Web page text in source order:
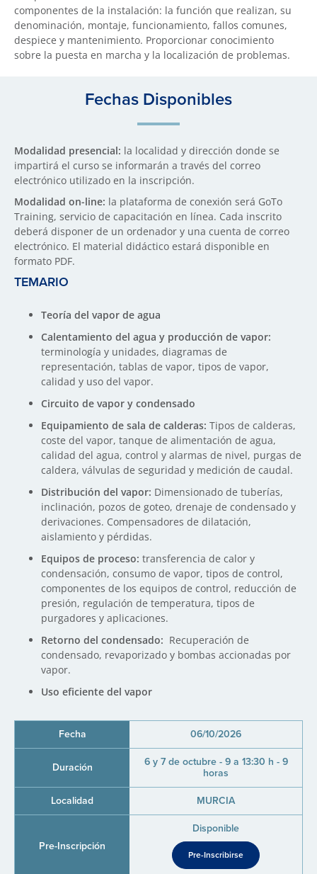
componentes de la instalación: la función que realizan, su
denominación, montaje, funcionamiento, fallos comunes,
despiece y mantenimiento. Proporcionar conocimiento
sobre la puesta en marcha y la localización de problemas.
Fechas Disponibles
Modalidad presencial: la localidad y dirección donde se
impartirá el curso se informarán a través del correo
electrónico utilizado en la inscripción.
Modalidad on-line: la plataforma de conexión será GoTo
Training, servicio de capacitación en línea. Cada inscrito
deberá disponer de un ordenador y una cuenta de correo
electrónico. El material didáctico estará disponible en
formato PDF.
TEMARIO
Teoría del vapor de agua
Calentamiento del agua y producción de vapor:
terminología y unidades, diagramas de
representación, tablas de vapor, tipos de vapor,
calidad y uso del vapor.
Circuito de vapor y condensado
Equipamiento de sala de calderas: Tipos de calderas,
coste del vapor, tanque de alimentación de agua,
calidad del agua, control y alarmas de nivel, purgas de
caldera, válvulas de seguridad y medición de caudal.
Distribución del vapor: Dimensionado de tuberías,
inclinación, pozos de goteo, drenaje de condensado y
derivaciones. Compensadores de dilatación,
aislamiento y pérdidas.
Equipos de proceso: transferencia de calor y
condensación, consumo de vapor, tipos de control,
componentes de los equipos de control, reducción de
presión, regulación de temperatura, tipos de
purgadores y aplicaciones.
Retorno del condensado: Recuperación de
condensado, revaporizado y bombas accionadas por
vapor.
Uso eficiente del vapor
06/10/2026
6 y 7 de octubre - 9 a 13:30 h - 9
horas
MURCIA
Disponible
Pre-Inscribirse